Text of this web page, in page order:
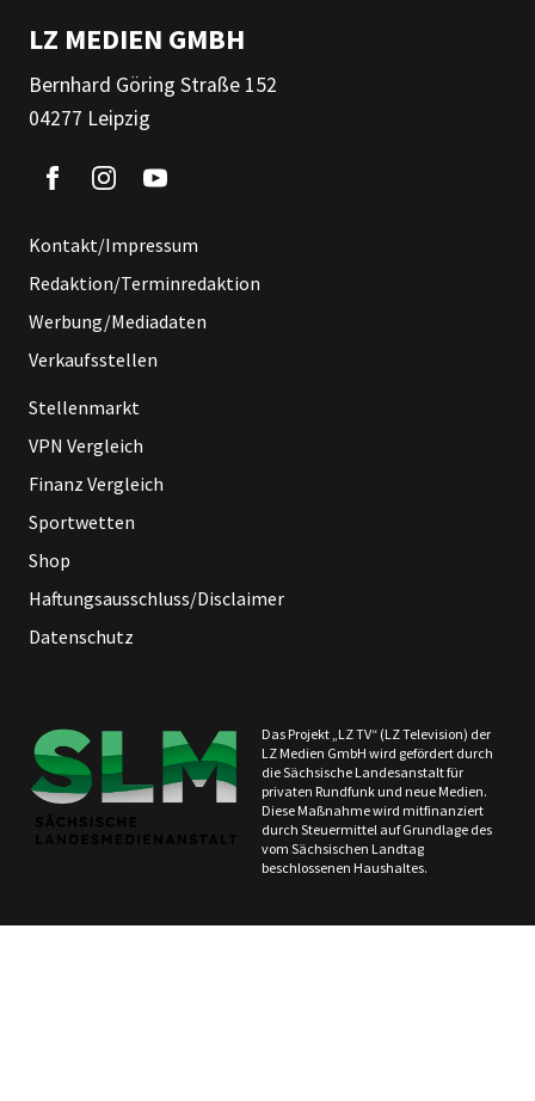
LZ MEDIEN GMBH
Bernhard Göring Straße 152
04277 Leipzig
Kontakt/Impressum
Redaktion/Terminredaktion
Werbung/Mediadaten
Verkaufsstellen
Stellenmarkt
VPN Vergleich
Finanz Vergleich
Sportwetten
Shop
Haftungsausschluss/Disclaimer
Datenschutz
Das Projekt „LZ TV“ (LZ Television) der
LZ Medien GmbH wird gefördert durch
die Sächsische Landesanstalt für
privaten Rundfunk und neue Medien.
Diese Maßnahme wird mitfinanziert
durch Steuermittel auf Grundlage des
vom Sächsischen Landtag
beschlossenen Haushaltes.